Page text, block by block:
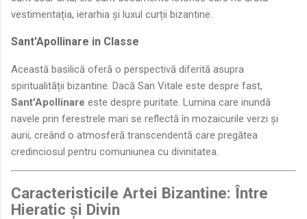
vestimentația, ierarhia și luxul curții bizantine.
Sant'Apollinare in Classe
Această basilică oferă o perspectivă diferită asupra
spiritualității bizantine. Dacă San Vitale este despre fast,
Sant'Apollinare este despre puritate. Lumina care inundă
navele prin ferestrele mari se reflectă în mozaicurile verzi și
aurii, creând o atmosferă transcendentă care pregătea
credinciosul pentru comuniunea cu divinitatea.
Caracteristicile Artei Bizantine: Între
Hieratic și Divin